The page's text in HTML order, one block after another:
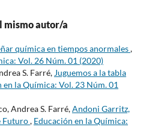
mismo autor/a
química en tiempos anormales,
Vol. 26 Núm. 01 (2020)
S. Farré, Juguemos a la tabla
en la Química: Vol. 23 Núm. 01
Andrea S. Farré,Andoni Garritz,
Futuro, Educación en la Química: